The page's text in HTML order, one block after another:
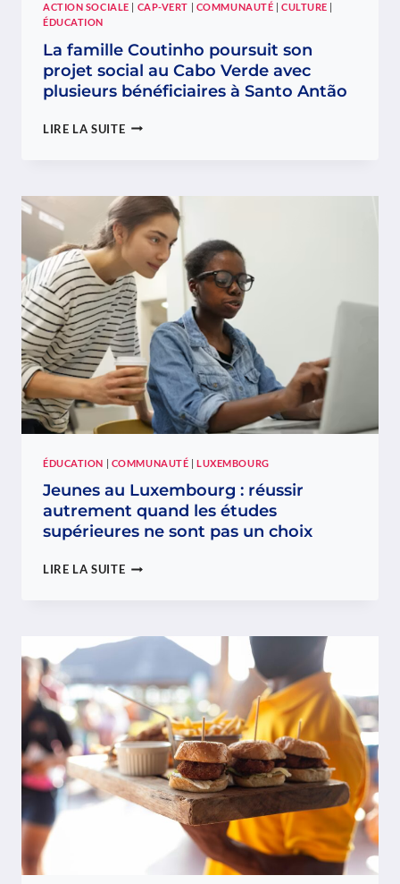
ACTION SOCIALE CAP-VERT COMMUNAUTÉ CULTURE
ÉDUCATION
La famille Coutinho poursuit son
projet social au Cabo Verde avec
plusieurs bénéficiaires à Santo Antão
LIRE LA SUITELA
SON
PROJET
SOCIAL
AU
CABO
VERDE
AVEC
PLUSIEURS
BÉNÉFICIAIRES
À
SANTO
ANTÃO
ÉDUCATION COMMUNAUTÉ |LUXEMBOURG
Jeunes au Luxembourg : réussir
autrement quand les études
supérieures ne sont pas un choix
LIRE LA SUITEJEUNES
RÉUSSIR
AUTREMENT
LES
ÉTUDES
SUPÉRIEURES
NE
SONT
PAS
UN
CHOIX